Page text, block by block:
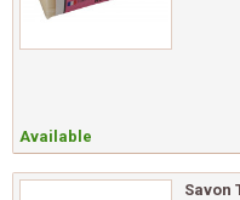
Available
Savon